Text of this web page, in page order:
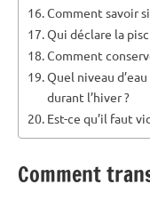
Comment savoir
Qui déclare la
Comment
Quel niveau
durant l’hiver ?
Est-ce qu’il faut
Comment